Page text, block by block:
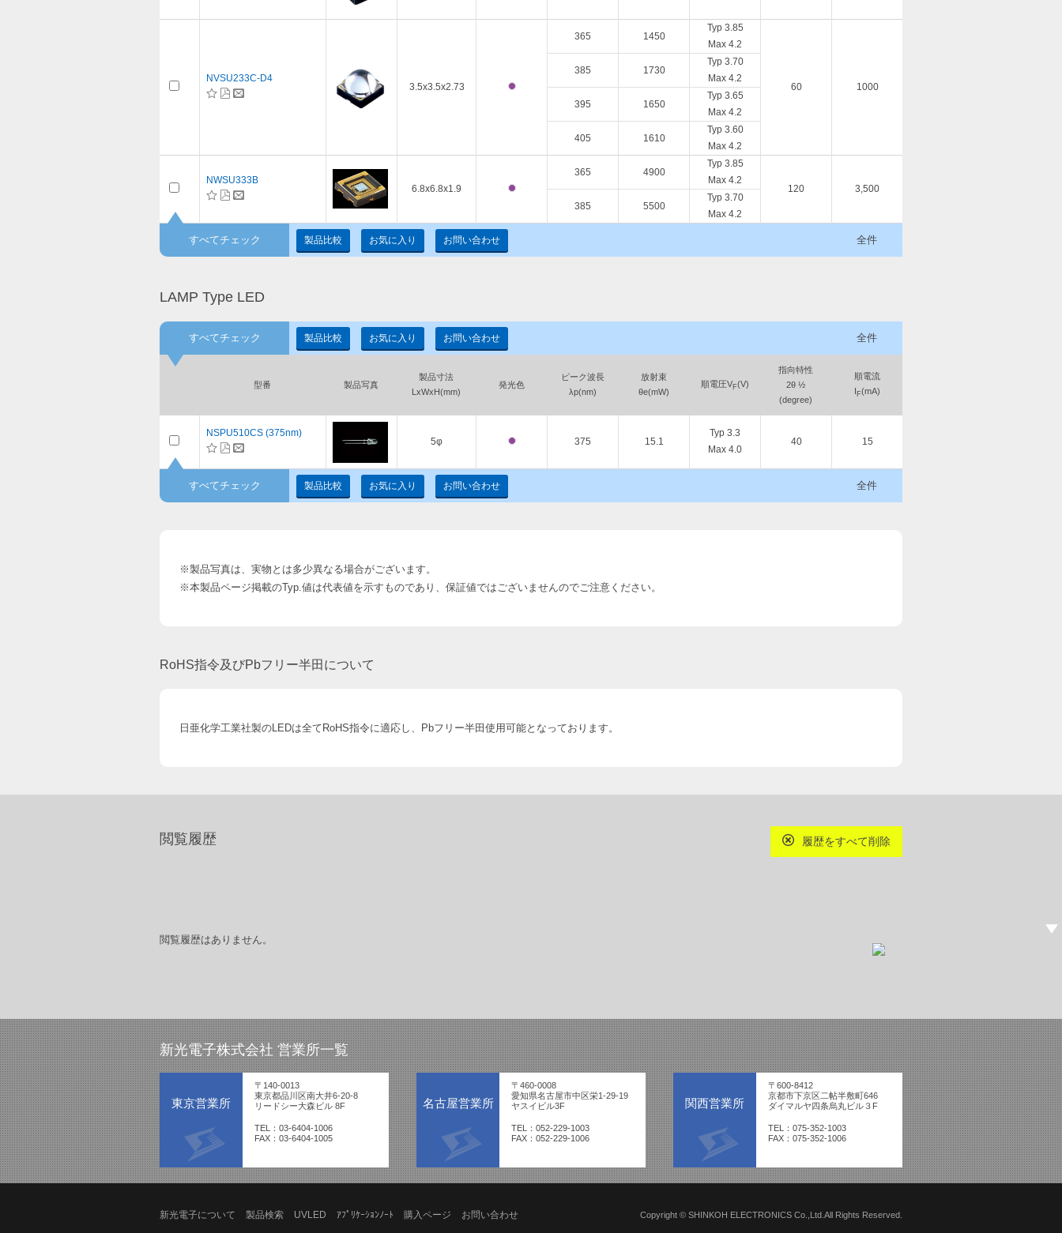
NVSU233C-D4
3.5x3.5x2.73
365
385
395
405
1450
1730
1650
1610
Typ 3.85
Max 4.2
Typ 3.70
Max 4.2
Typ 3.65
Max 4.2
Typ 3.60
Max 4.2
60 1000
NWSU333B
6.8x6.8x1.9
365
385
4900
5500
Typ 3.85
Max 4.2
Typ 3.70
Max 4.2
120 3,500
すべてチェック 製品比較 お気に入り お問い合わせ 全件
LAMP Type LED
すべてチェック 製品比較 お気に入り お問い合わせ 全件
型番 製品写真
製品寸法
LxWxH(mm)
発光色
ピーク波長
λp(nm)
放射束
θe(mW)
順電圧VF(V)
指向特性
2θ ½
(degree)
順電流
F(mA)
NSPU510CS (375nm)
5φ 375 15.1
Typ 3.3
Max 4.0
40 15
すべてチェック 製品比較 お気に入り お問い合わせ 全件
※製品写真は、実物とは多少異なる場合がございます。
※本製品ページ掲載のTyp.値は代表値を示すものであり、保証値ではございませんのでご注意ください。
RoHS指令及びPbフリー半田について
日亜化学工業社製のLEDは全てRoHS指令に適応し、Pbフリー半田使用可能となっております。
閲覧履歴 履歴をすべて削除
閲覧履歴はありません。
新光電子株式会社 営業所一覧
東京営業所
〒140-0013
東京都品川区南大井6-20-8
リードシー大森ビル 8F
TEL：03-6404-1006
FAX：03-6404-1005
名古屋営業所
〒460-0008
愛知県名古屋市中区栄1-29-19
ヤスイビル3F
TEL：052-229-1003
FAX：052-229-1006
関西営業所
〒600-8412
京都市下京区二帖半敷町646
ダイマルヤ四条烏丸ビル３F
TEL：075-352-1003
FAX：075-352-1006
新光電子について 製品検索 UVLED ｱﾌﾟﾘｹｰｼｮﾝﾉｰﾄ 購入ページ お問い合わせ Copyright © SHINKOH ELECTRONICS Co.,Ltd.All Rights Reserved.